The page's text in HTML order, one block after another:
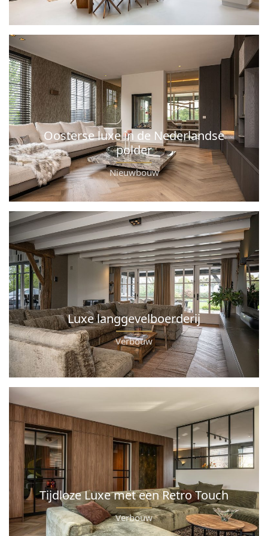
Oosterse luxe in de Nederlandse
polder
Nieuwbouw
Luxe langgevelboerderij
Verbouw
Tijdloze Luxe met een Retro Touch
Verbouw